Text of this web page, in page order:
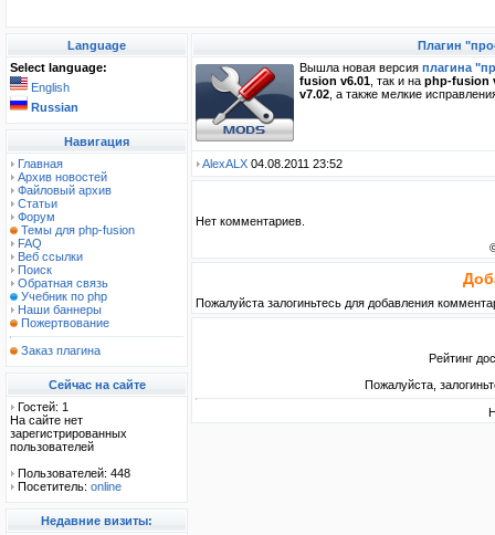
Language
Select language:
English
Russian
Навигация
Главная
Архив новостей
Файловый архив
Статьи
Форум
Темы для php-fusion
FAQ
Веб ссылки
Поиск
Обратная связь
Учебник по php
Наши баннеры
Пожертвование
Заказ плагина
Сейчас на сайте
Гостей: 1
На сайте нет
зарегистрированных
пользователей
Пользователей: 448
Посетитель: online
Недавние визиты:
Плагин
Вышла новая версия плагина
fusion v6.01 , так и на php-fusion
v7.02 , а также мелкие
AlexALX 04.08.2011 23:52
Нет комментариев.
Пожалуйста залогиньтесь для добавления
Рейтинг
Пожалуйста,